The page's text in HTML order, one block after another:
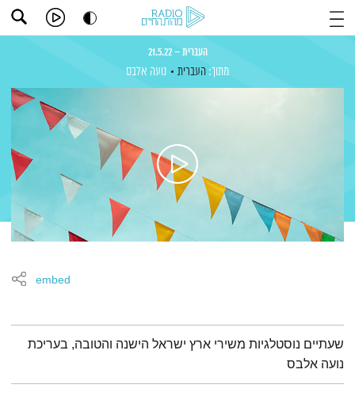
העברית – 21.5.22
מתוך: העברית נועה אלבס
embed
תמצית הפודקאסט
שעתיים נוסטלגיות משירי ארץ ישראל הישנה והטובה, בעריכת
נועה אלבס